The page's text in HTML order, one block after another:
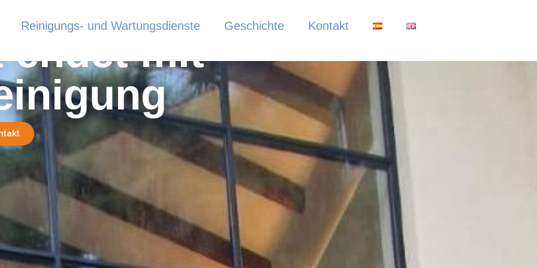
Reinigungs- und Wartungsdienste Geschichte Kontakt
Mallorca
endet mit